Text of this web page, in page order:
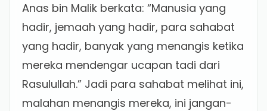
Anas bin Malik berkata: “Manusia yang
hadir, jemaah yang hadir, para sahabat
yang hadir, banyak yang menangis ketika
mereka mendengar ucapan tadi dari
Rasulullah.” Jadi para sahabat melihat ini,
malahan menangis mereka, ini jangan-